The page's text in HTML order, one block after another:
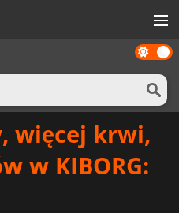
Dark
mode
więcej krwi,
w KIBORG: